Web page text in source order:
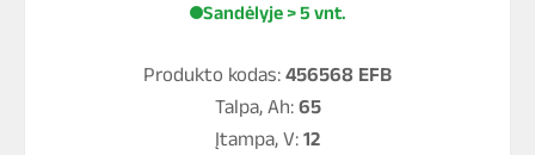
Sandėlyje > 5 vnt.
Produkto kodas: 456568 EFB
Talpa, Ah: 65
Įtampa, V: 12